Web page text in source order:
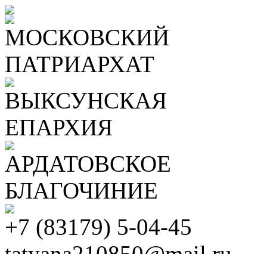
МОСКОВСКИЙ
ПАТРИАРХАТ
ВЫКСУНСКАЯ
ЕПАРХИЯ
АРДАТОВСКОЕ
БЛАГОЧИНИЕ
+7 (83179) 5-04-45